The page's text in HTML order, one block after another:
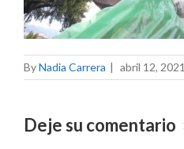
ByNadia Carrera | abril 12, 2021
Deje su comentario